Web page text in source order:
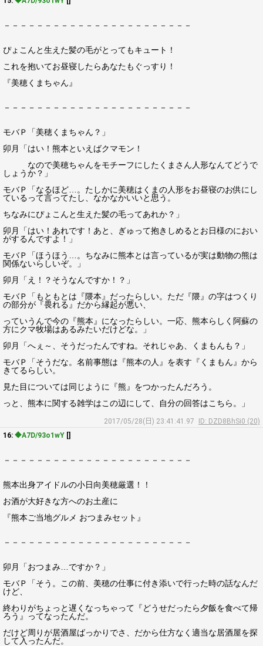
－－－－－－－－－－－－－－－－－－－－－－－
ぴょこんと生えた髪の毛がとってもキュート！
これを抱いてお昼寝したらあなたもぐっすり！
『美穂くまちゃん』
－－－－－－－－－－－－－－－－－－－－－－－
モバＰ「美穂くまちゃん？」
卯月「はい！熊本といえばクマモン！
なので美穂ちゃんをモチーフにしたくまさん人形なんてどうで
しょうか？」
モバＰ「なるほど…。たしかに美穂はくまの人形をお昼寝のお供にし
ているって言ってたし、なかなかいいと思う。
ちなみにぴょこんと生えた髪の毛ってあれか？」
卯月「はい！あれです！あと、ぎゅって抱きしめるとお日様のにおい
がするんですよ！」
モバＰ「ほうほう…。ちなみに熊本とは言っているが実は動物の熊は
関係ないらしいぞ。」
卯月「え！？そうなんですか！？」
モバＰ「もともとは『隈本』だったらしい。ただ『隈』の字はつくり
の部分が『畏れる』だから縁起が悪い、
っていうんで今の『熊本』になったらしい。一応、熊本らしく阿蘇の
方にクマ牧場はあるみたいだけどな。」
卯月「へぇ～、そうだったんですね。それじゃあ、くまもんも？」
モバＰ「そうだな。名前事態は『熊本の人』を表す『くまもん』から
きてるらしい。
見た目については同じように『熊』をつかったんだろう。
っと、熊本に関する雑学はこの辺にして、自分の回答はこちら。」
2017/05/28(日) 23:41:41.97
ID: DZD8BhSi0 (20)
16: ◆A7D/93o1wY []
－－－－－－－－－－－－－－－－－－－－－－－
熊本出身アイドルの小日向美穂厳選！！
お酒が大好きな方へのお土産に
『熊本ご当地グルメ おつまみセット』
－－－－－－－－－－－－－－－－－－－－－－－
卯月「おつまみ…ですか？」
モバＰ「そう。この前、美穂の仕事に付き添いで行った時の話なんだ
けど、
終わりがちょっと遅くなっちゃって『どうせだったら夕飯を食べて帰
ろう』ってなったんだ。
だけど周りが居酒屋ばっかりでさ、だから仕方なく適当な居酒屋を探
して入ったんだ。